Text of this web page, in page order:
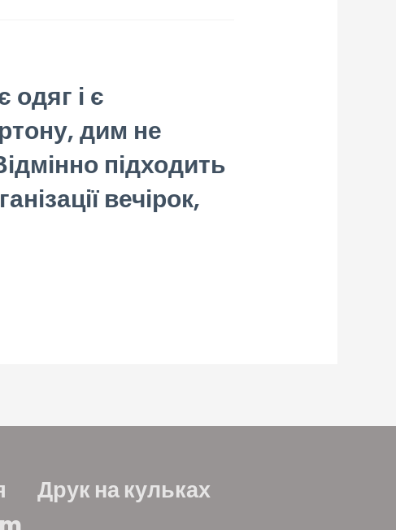
і є
дим не
підходить
вечірок,
Друк на кульках